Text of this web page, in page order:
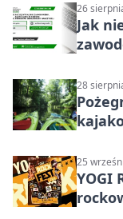
26
Jak
28
25
YOGI